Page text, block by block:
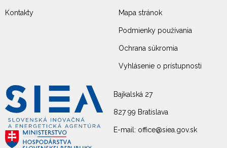
Bajkalská 27
827 99 Bratislava
E-mail: office@siea.gov.sk
Kontakty Mapa stránok
Podmienky používania
Ochrana súkromia
Vyhlásenie o prístupnosti